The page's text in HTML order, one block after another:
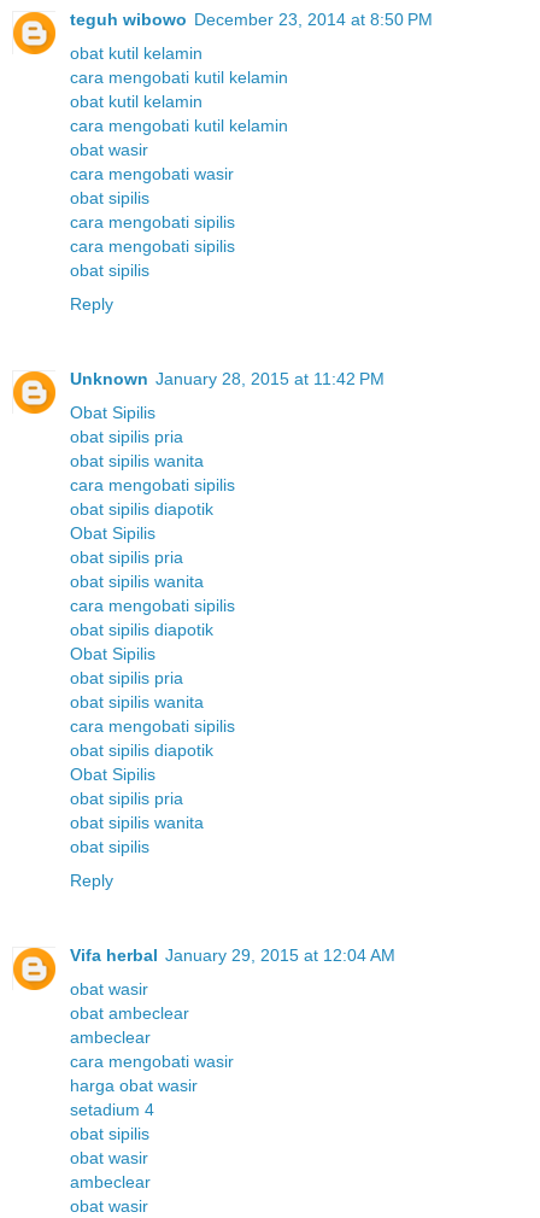
teguh wibowo December 23, 2014 at 8:50 PM
obat kutil kelamin
cara mengobati kutil kelamin
obat kutil kelamin
cara mengobati kutil kelamin
obat wasir
cara mengobati wasir
obat sipilis
cara mengobati sipilis
cara mengobati sipilis
obat sipilis
Reply
Unknown January 28, 2015 at 11:42 PM
Obat Sipilis
obat sipilis pria
obat sipilis wanita
cara mengobati sipilis
obat sipilis diapotik
Obat Sipilis
obat sipilis pria
obat sipilis wanita
cara mengobati sipilis
obat sipilis diapotik
Obat Sipilis
obat sipilis pria
obat sipilis wanita
cara mengobati sipilis
obat sipilis diapotik
Obat Sipilis
obat sipilis pria
obat sipilis wanita
obat sipilis
Reply
Vifa herbal January 29, 2015 at 12:04 AM
obat wasir
obat ambeclear
ambeclear
cara mengobati wasir
harga obat wasir
setadium 4
obat sipilis
obat wasir
ambeclear
obat wasir